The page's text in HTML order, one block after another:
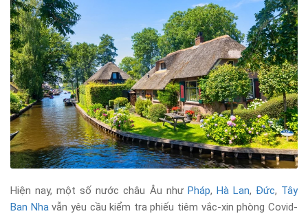
Hiện nay, một số nước châu Âu như Pháp, Hà Lan, Đức, Tây
Ban Nhavẫn yêu cầu kiểm tra phiếu tiêm vắc-xin phòng Covid-